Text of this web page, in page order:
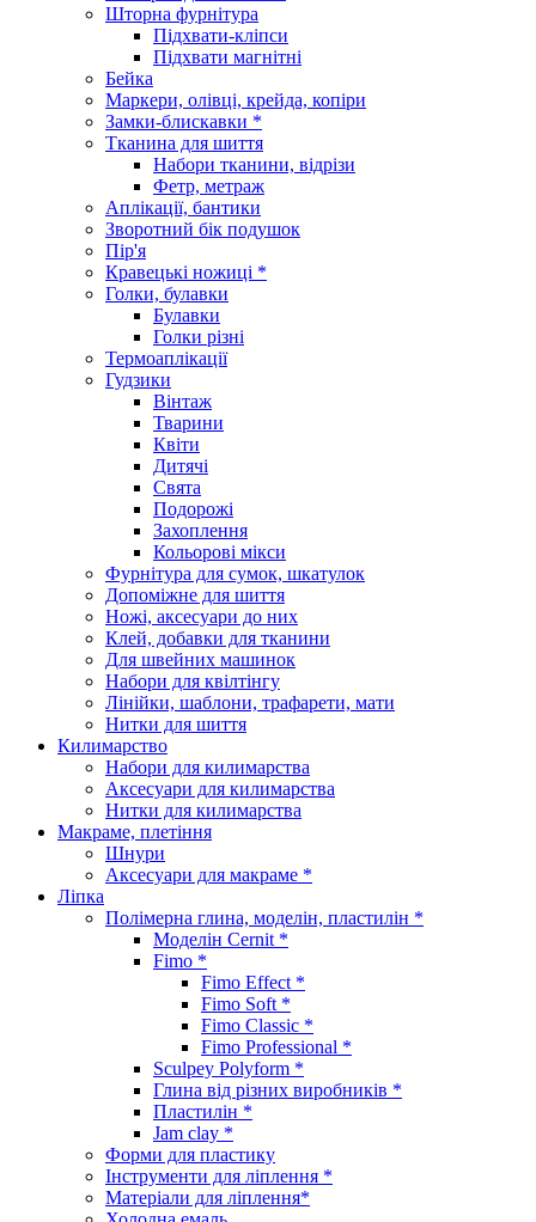
Шторна фурнітура
Підхвати-кліпси
Підхвати магнітні
Бейка
Маркери, олівці, крейда, копіри
Замки-блискавки *
Тканина для шиття
Набори тканини, відрізи
Фетр, метраж
Аплікації, бантики
Зворотний бік подушок
Пір'я
Кравецькі ножиці *
Голки, булавки
Булавки
Голки різні
Термоаплікації
Гудзики
Вінтаж
Тварини
Квіти
Дитячі
Свята
Подорожі
Захоплення
Кольорові мікси
Фурнітура для сумок, шкатулок
Допоміжне для шиття
Ножі, аксесуари до них
Клей, добавки для тканини
Для швейних машинок
Набори для квілтінгу
Лінійки, шаблони, трафарети, мати
Нитки для шиття
Килимарство
Набори для килимарства
Аксесуари для килимарства
Нитки для килимарства
Макраме, плетіння
Шнури
Аксесуари для макраме *
Ліпка
Полімерна глина, моделін, пластилін *
Моделін Cernit *
Fimo *
Fimo Effect *
Fimo Soft *
Fimo Classic *
Fimo Professional *
Sculpey Polyform *
Глина від різних виробників *
Пластилін *
Jam clay *
Форми для пластику
Інструменти для ліплення *
Матеріали для ліплення*